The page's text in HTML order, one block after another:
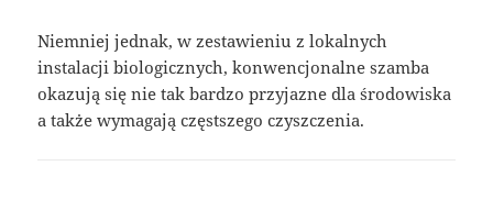
Niemniej jednak, w zestawieniu z lokalnych
instalacji biologicznych, konwencjonalne szamba
okazują się nie tak bardzo przyjazne dla środowiska
a także wymagają częstszego czyszczenia.